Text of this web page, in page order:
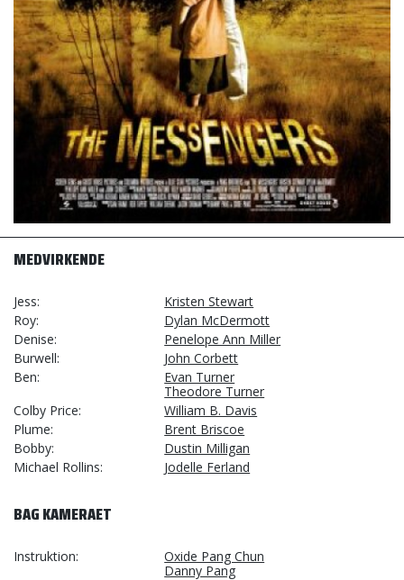
MEDVIRKENDE
Jess
Kristen Stewart
Roy
Dylan McDermott
Denise
Penelope Ann Miller
Burwell
John Corbett
Ben
Evan Turner
Theodore Turner
Colby Price
William B. Davis
Plume
Brent Briscoe
Bobby
Dustin Milligan
Michael Rollins
Jodelle Ferland
BAG KAMERAET
Instruktion
Oxide Pang Chun
Danny Pang